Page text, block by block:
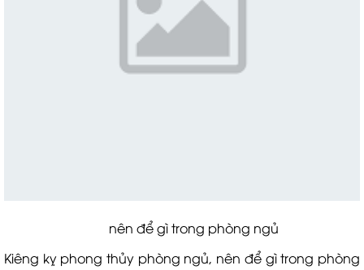
nên để gì trong phòng ngủ
Kiêng kỵ phong thủy phòng ngủ, nên để gì trong phòng